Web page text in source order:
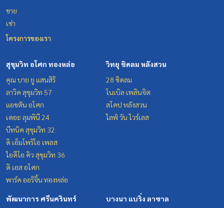
ขาย
เช่า
โครงการของเรา
สุขุมวิท อโศก ทองหล่อ
คุณ บาย ยู แสนสิริ
ลาวิค สุขุมวิท 57
แอชตัน อโศก
เดอะ ลุมพินี 24
บีทนิค สุขุมวิท 32
ดิ เอ็มโพริโอ เพลส
ไอดีโอ คิว สุขุมวิท 36
ดิ เอส อโศก
พาร์ค ออริจิ้น ทองหล่อ
วิทยุ ชิดลม หลังสวน
28 ชิดลม
โนเบิล เพลินจิต
สโคป หลังสวน
ไลฟ์ วัน ไวร์เลส
พัฒนาการ ศรีนครินทร์ บางนา แบริ่ง ลาซาล